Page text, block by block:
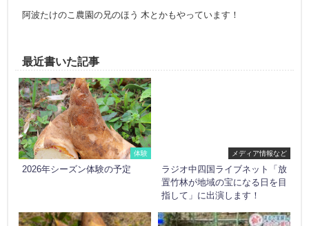
阿波たけのこ農園の兄のほう 木とかもやっています！
最近書いた記事
体験
2026年シーズン体験の予定
メディア情報など
ラジオ中四国ライブネット「放
置竹林が地域の宝になる日を目
指して」に出演します！